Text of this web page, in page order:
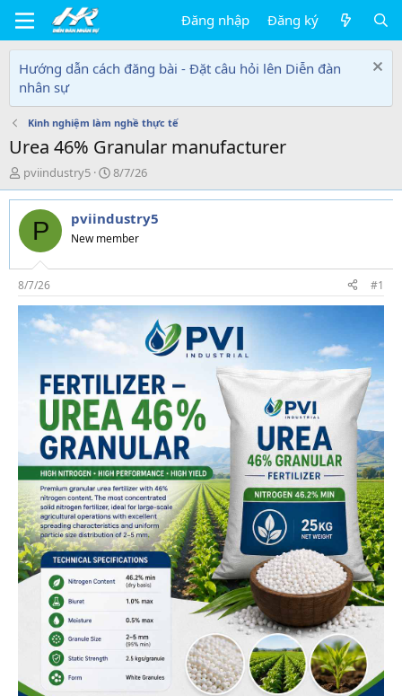
Đăng nhập Đăng ký
Hướng dẫn cách đăng bài - Đặt câu hỏi lên Diễn đàn
nhân sự
Kinh nghiệm làm nghề thực tế
Urea 46% Granular manufacturer
T
h
r
e
d
s
t
a
pviindustry5
N
g
à
y
g
i
8/7/26
P pviindustry5
New member
8/7/26 #1